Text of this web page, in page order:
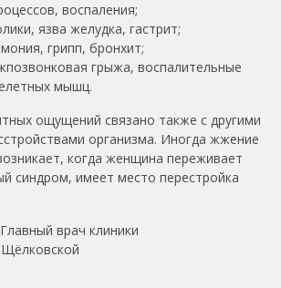
воспаления;
язва желудка, гастрит;
грипп, бронхит;
грыжа, воспалительные
мышц.
ощущений связано также с другими
организма. Иногда жжение
когда женщина переживает
синдром, имеет место перестройка
Главный врач клиники
Щёлковской